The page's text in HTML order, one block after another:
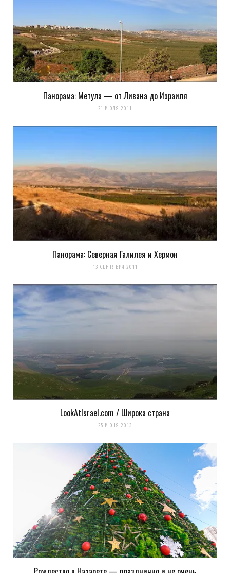
комментариях. А можно простоподписаться на комментарии
Панорама: Метула — от Ливана до Израиля
21 ИЮЛЯ 2011
Панорама: Северная Галилея и Хермон
13 СЕНТЯБРЯ 2011
LookAtIsrael.com / Широка страна
25 ИЮНЯ 2013